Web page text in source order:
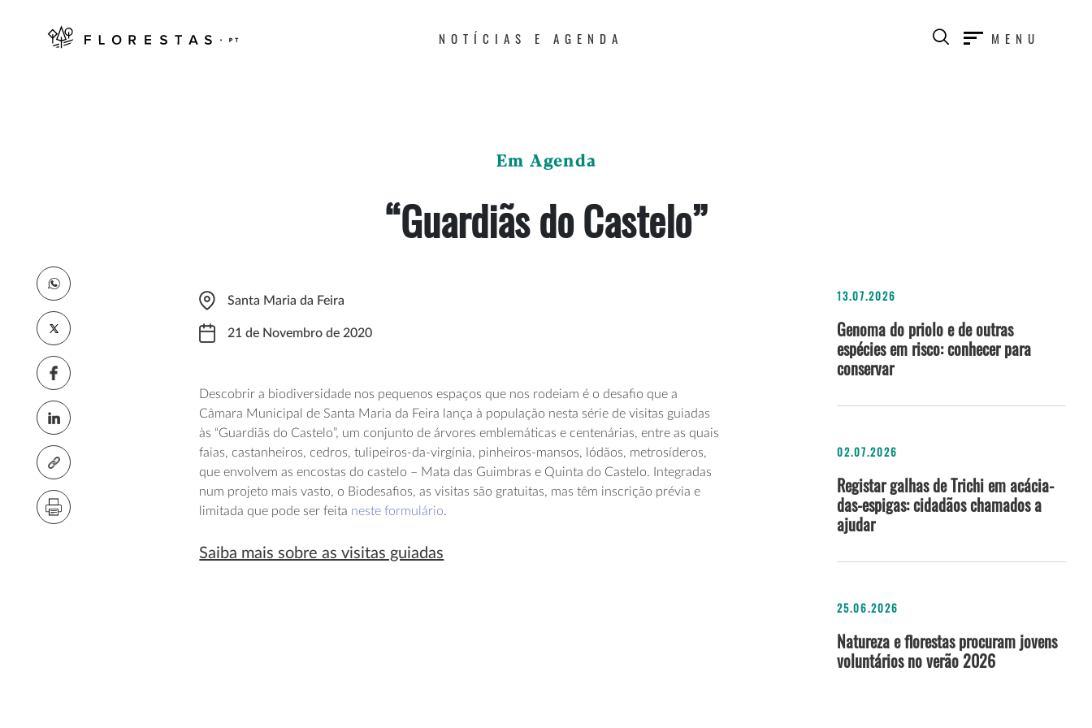
NOTÍCIAS E AGENDA MENU
Em Agenda
“Guardiãs do Castelo”
Santa Maria da Feira
21 de Novembro de 2020
Descobrir a biodiversidade nos pequenos espaços que nos rodeiam é o desafio que a
Câmara Municipal de Santa Maria da Feira lança à população nesta série de visitas guiadas
às “Guardiãs do Castelo”, um conjunto de árvores emblemáticas e centenárias, entre as quais
faias, castanheiros, cedros, tulipeiros-da-virgínia, pinheiros-mansos, lódãos, metrosíderos,
que envolvem as encostas do castelo – Mata das Guimbras e Quinta do Castelo. Integradas
num projeto mais vasto, o Biodesafios, as visitas são gratuitas, mas têm inscrição prévia e
limitada que pode ser feita neste formulário.
Saiba mais sobre as visitas guiadas
13.07.2026
Genoma do priolo e de outras
espécies em risco: conhecer para
conservar
02.07.2026
Registar galhas de Trichi em acácia-
das-espigas: cidadãos chamados a
ajudar
25.06.2026
Natureza e florestas procuram jovens
voluntários no verão 2026